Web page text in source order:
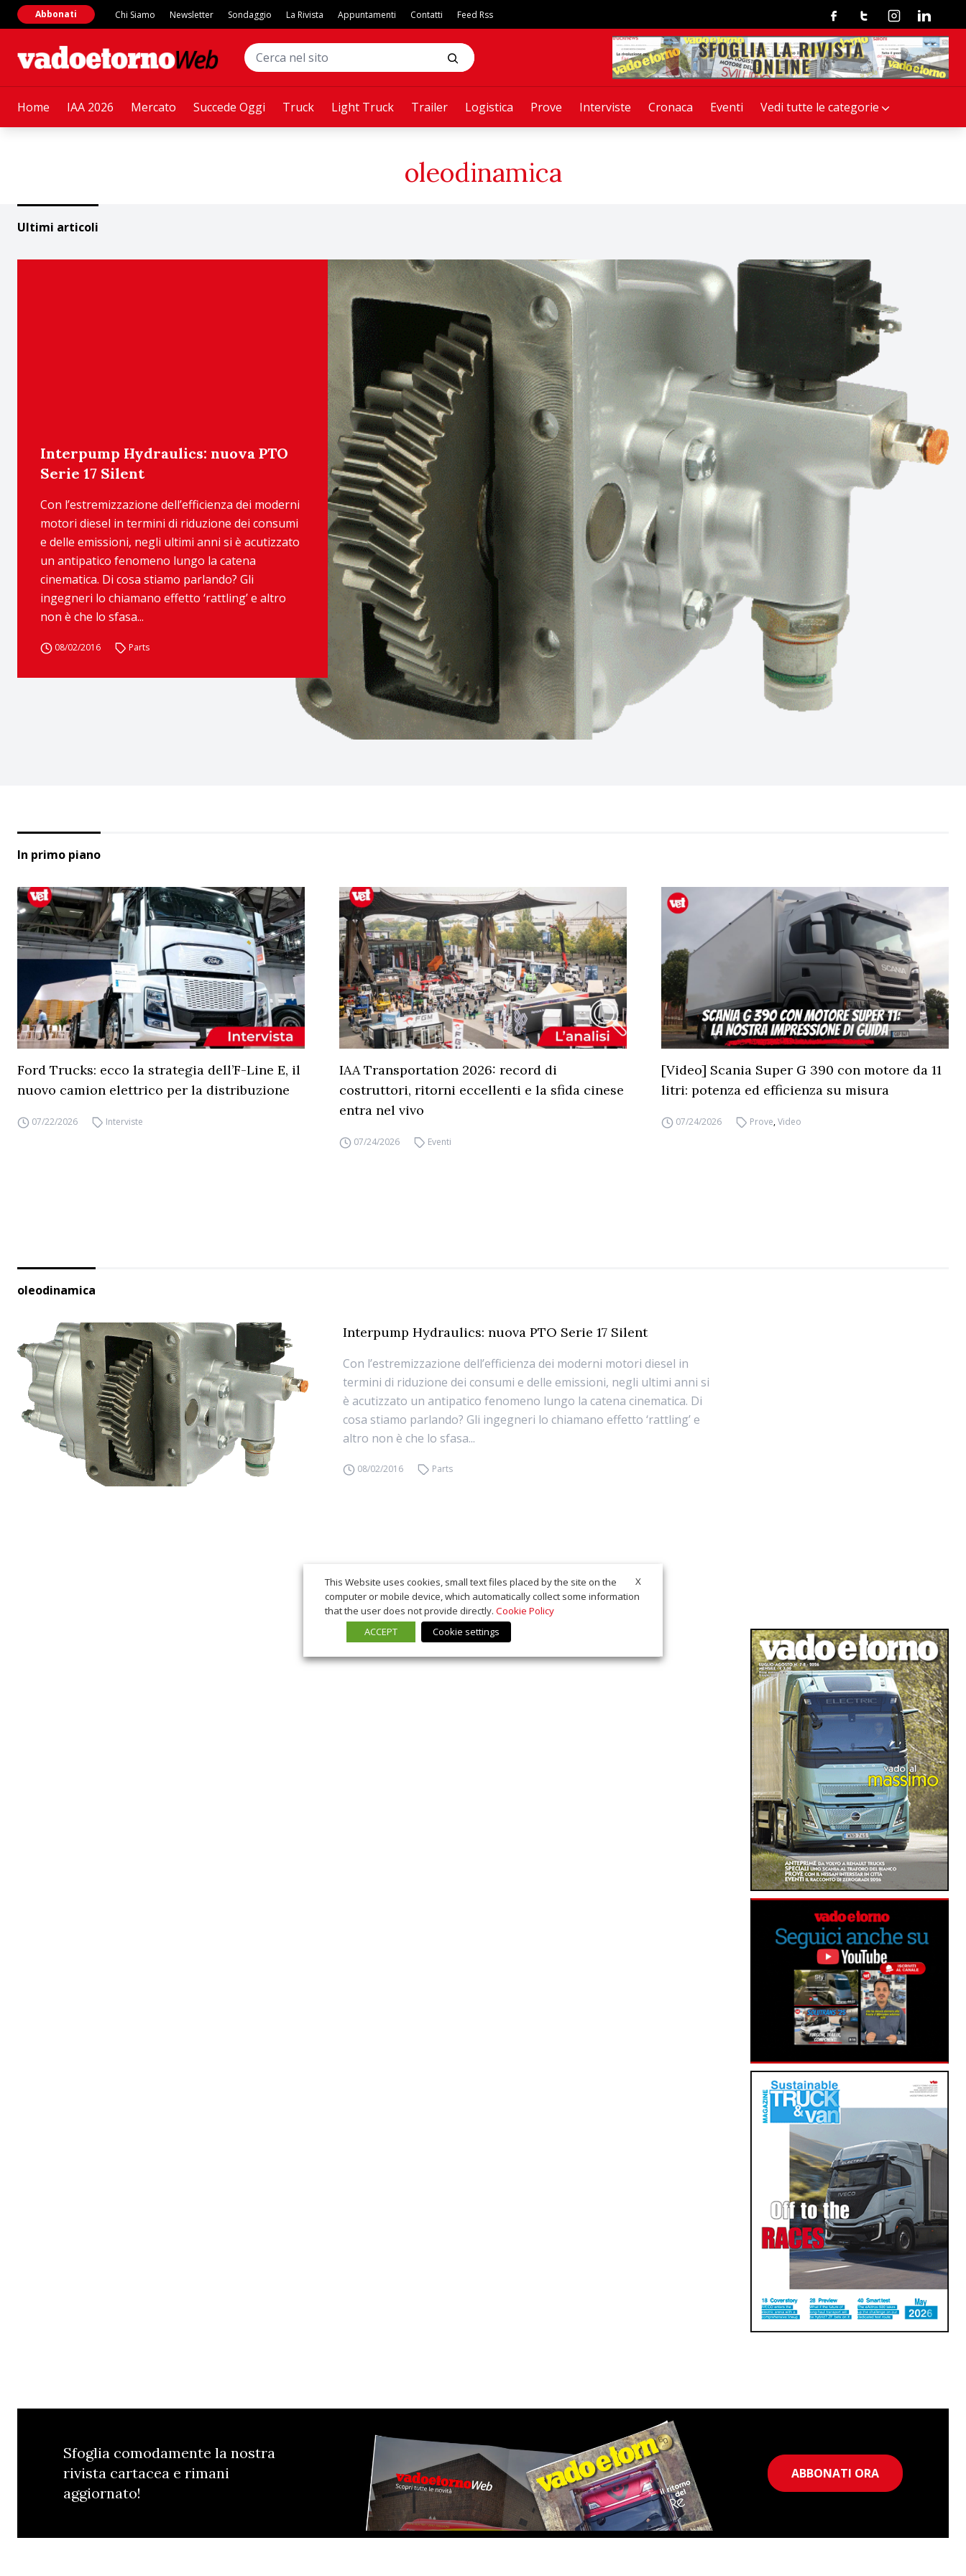
Home IAA 2026 Mercato Succede Oggi Truck Light Truck Trailer Logistica Prove Interviste Cronaca Eventi Vedi tutte le categorie
Abbonati Chi Siamo Newsletter Sondaggio La Rivista Appuntamenti Contatti Feed Rss FacebookTwitterInstagramLinkedin
oleodinamica
Ultimi articoli
Interpump Hydraulics: nuova PTO
Serie 17 Silent
Con l’estremizzazione dell’efficienza dei moderni
motori diesel in termini di riduzione dei consumi
e delle emissioni, negli ultimi anni si è acutizzato
un antipatico fenomeno lungo la catena
cinematica. Di cosa stiamo parlando? Gli
ingegneri lo chiamano effetto ‘rattling’ e altro
non è che lo sfasa...
08/02/2016 Parts
In primo piano
Ford Trucks: ecco la strategia dell’F-Line E, il
nuovo camion elettrico per la distribuzione
07/22/2026 Interviste
IAA Transportation 2026: record di
costruttori, ritorni eccellenti e la sfida cinese
entra nel vivo
07/24/2026 Eventi
[Video] Scania Super G 390 con motore da 11
litri: potenza ed efficienza su misura
07/24/2026 Prove,Video
oleodinamica
Interpump Hydraulics: nuova PTO Serie 17 Silent
Con l’estremizzazione dell’efficienza dei moderni motori diesel in
termini di riduzione dei consumi e delle emissioni, negli ultimi anni si
è acutizzato un antipatico fenomeno lungo la catena cinematica. Di
cosa stiamo parlando? Gli ingegneri lo chiamano effetto ‘rattling’ e
altro non è che lo sfasa...
08/02/2016 Parts
Sfoglia comodamente la nostra
rivista cartacea e rimani
aggiornato!
ABBONATI ORA
X
This Website uses cookies, small text files placed by the site on the
computer or mobile device, which automatically collect some information
that the user does not provide directly. Cookie Policy
ACCEPT
Cookie settings